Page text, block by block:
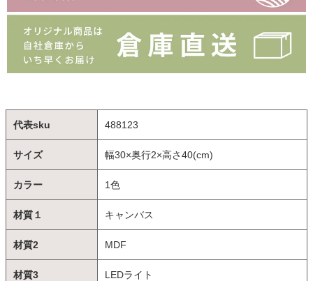
代表sku 488123
サイズ 幅30×奥行2×高さ40(cm)
カラー 1色
材質１ キャンバス
材質2 MDF
材質3 LEDライト